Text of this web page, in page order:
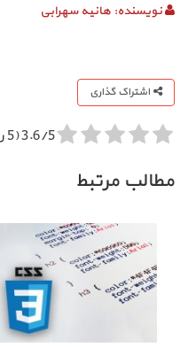
نویسنده: هانیه سهرابی
اشتراک گذاری
3.6/5 (5 رای)
مطالب مرتبط